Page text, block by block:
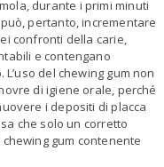
durante i primi minuti
pertanto, incrementare
confronti della carie,
e contengano
del chewing gum non
di igiene orale, perché
i depositi di placca
che solo un corretto
gum contenente